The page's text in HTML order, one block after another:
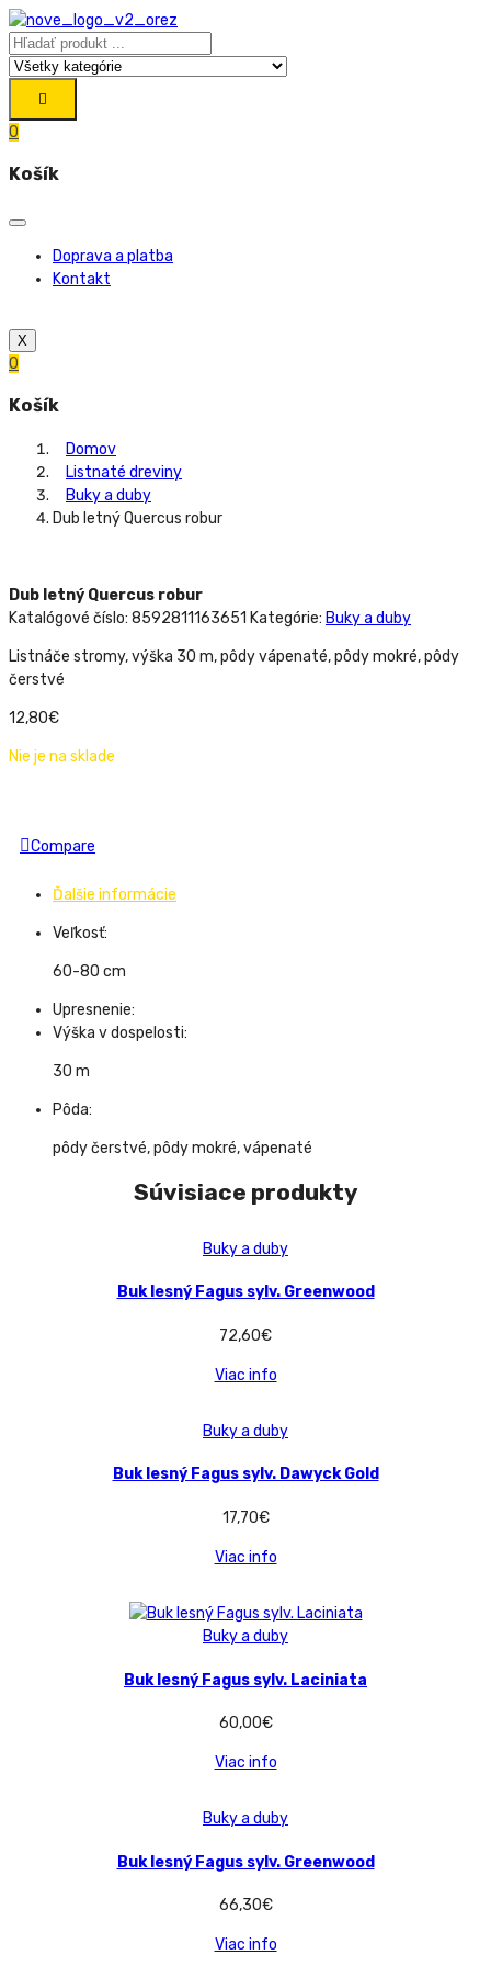
0
Košík
Doprava a platba
Kontakt
X
0
Košík
Domov
Listnaté dreviny
Buky a duby
Dub letný Quercus robur
Dub letný Quercus robur
Katalógové číslo: 8592811163651 Kategórie: Buky a duby
Listnáče stromy, výška 30 m, pôdy vápenaté, pôdy mokré, pôdy
čerstvé
12,80€
Nie je na sklade
Compare
Ďalšie informácie
Veľkosť:
60-80 cm
Upresnenie:
Výška v dospelosti:
30 m
Pôda:
pôdy čerstvé, pôdy mokré, vápenaté
Súvisiace produkty
Buky a duby
Buk lesný Fagus sylv. Greenwood
72,60€
Viac info
Buky a duby
Buk lesný Fagus sylv. Dawyck Gold
17,70€
Viac info
Buky a duby
Buk lesný Fagus sylv. Laciniata
60,00€
Viac info
Buky a duby
Buk lesný Fagus sylv. Greenwood
66,30€
Viac info